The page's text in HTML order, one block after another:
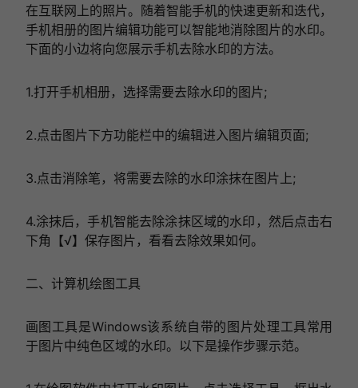
在互联网上的照片。随着智能手机的快速更新和迭代，
手机相册的图片编辑功能可以智能地消除图片的水印。
下面的小边将向您展示手机去除水印的方法。
1.打开手机相册，选择需要去除水印的图片;
2.点击图片下方功能栏中的编辑进入图片编辑页面;
3.点击消除笔，将需要去除的水印涂抹在图片上;
4.涂抹后，手机智能去除涂抹区域的水印，然后点击右
下角【√】保存图片，看看去除效果如何。
二、计算机绘图工具
画图工具是Windows该系统自带的图片处理工具常用
于图片中纯色区域的水印。以下是操作步骤示范。